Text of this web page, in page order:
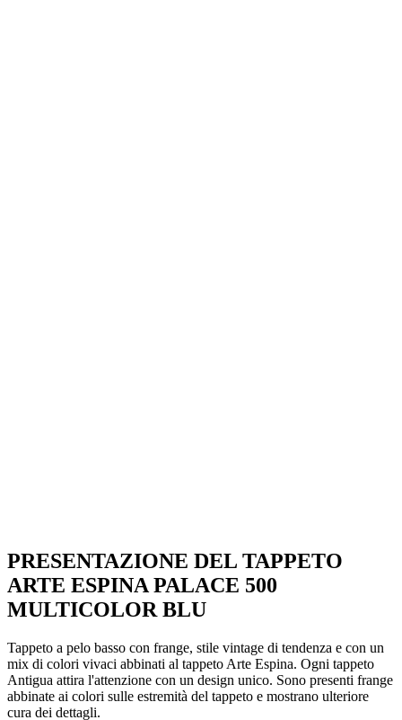
PRESENTAZIONE DEL TAPPETO
ARTE ESPINA PALACE 500
MULTICOLOR BLU
Tappeto a pelo basso con frange, stile vintage di tendenza e con un
mix di colori vivaci abbinati al tappeto Arte Espina. Ogni tappeto
Antigua attira l'attenzione con un design unico. Sono presenti frange
abbinate ai colori sulle estremità del tappeto e mostrano ulteriore
cura dei dettagli.